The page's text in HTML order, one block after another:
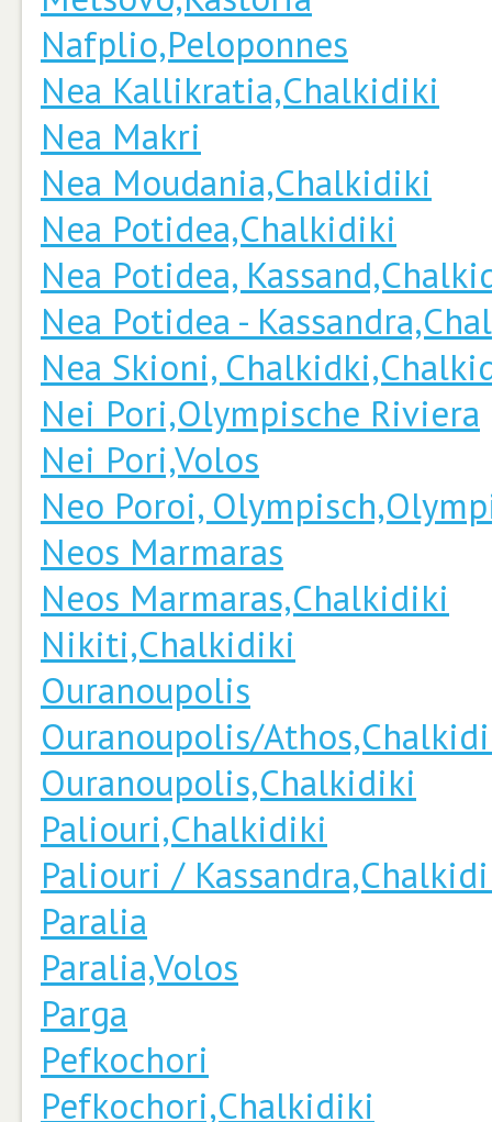
Nafplio,Peloponnes
Nea Kallikratia,Chalkidiki
Nea Makri
Nea Moudania,Chalkidiki
Nea Potidea,Chalkidiki
Nea Potidea,
Nea Potidea -
Nea Skioni,
Nei Pori,Olympische Riviera
Nei Pori,Volos
Neo Poroi,
Neos Marmaras
Neos Marmaras,Chalkidiki
Nikiti,Chalkidiki
Ouranoupolis
Ouranoupolis/
Ouranoupolis,Chalkidiki
Paliouri,Chalkidiki
Paliouri /
Paralia
Paralia,Volos
Parga
Pefkochori
Pefkochori,Chalkidiki